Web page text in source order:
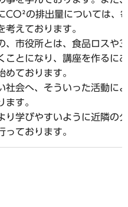
CO²の排出量については、
考えております。
、市役所とは、食品ロスや
ことになり、講座を作るに
めております。
社会へ、そういった活動に
ます。
り学びやすいように近隣の
っております。